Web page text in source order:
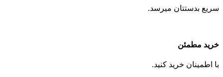
سریع بدستتان میرسد.
خرید مطمئن
با اطمینان خرید کنید.